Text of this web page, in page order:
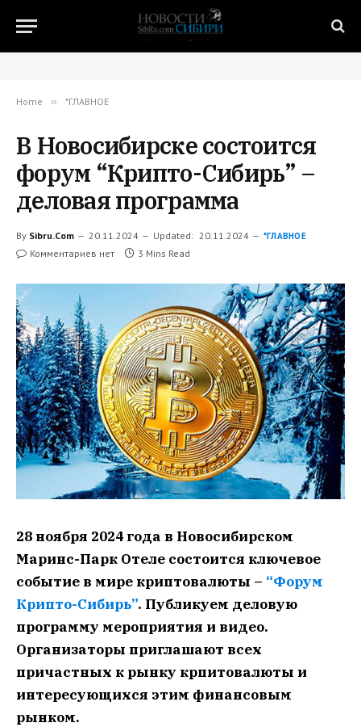
Home » *ГЛАВНОЕ
В Новосибирске состоится
форум “Крипто-Сибирь” –
деловая программа
By Sibru.Com 20.11.2024 Updated: 20.11.2024 *ГЛАВНОЕ
Комментариев нет 3 Mins Read
28 ноября 2024 года в Новосибирском
Маринс-Парк Отеле состоится ключевое
событие в мире криптовалюты – “Форум
Крипто-Сибирь”. Публикуем деловую
программу мероприятия и видео.
Организаторы приглашают всех
причастных к рынку крпитовалюты и
интересующихся этим финансовым
рынком.